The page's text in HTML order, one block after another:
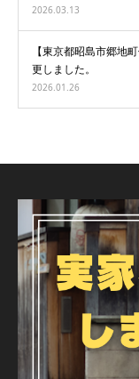
2026.03.13
【東京都昭島市郷地
更しました。
2026.01.26